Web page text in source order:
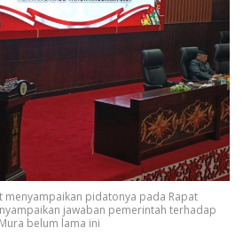
menyampaikan pidatonya pada Rapat
jawaban pemerintah terhadap
belum lama ini